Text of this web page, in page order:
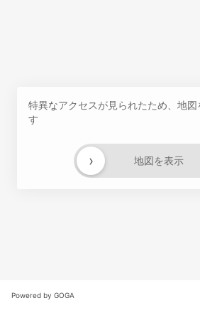
特異なアクセスが見られたため、地図
す
地図を表示
›
Powered by GOGA